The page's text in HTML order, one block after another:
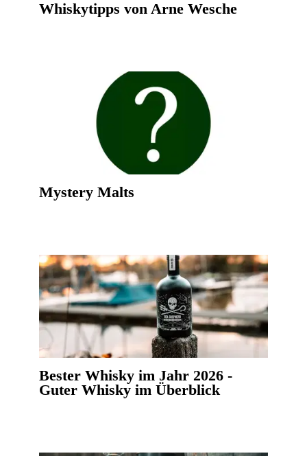
Whiskytipps von Arne Wesche
Mystery Malts
Bester Whisky im Jahr 2026 -
Guter Whisky im Überblick